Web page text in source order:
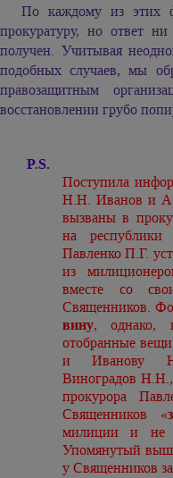
По каждому из этих
прокуратуру, но ответ
получен. Учитывая
подобных случаев, мы
правозащитным
восстановлении грубо
P.S.
Поступила
Н.Н. Иванов и
вызваны в
на
Павленко П.Г.
из
вместе со
Священников.
вину, однако,
отобранные
и Иванову
Виноградов Н.Н.,
прокурора
Священников «
милиции и не
Упомянутый
у Священников